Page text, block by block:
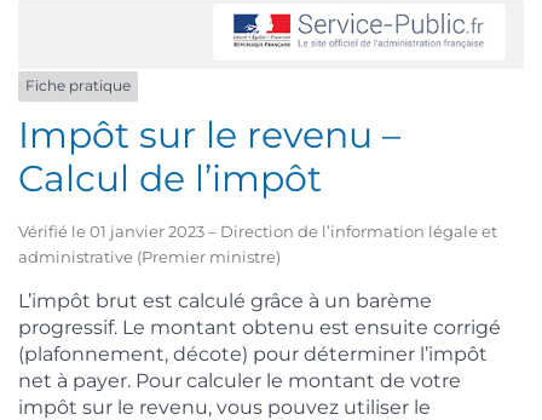
Fiche pratique
Impôt sur le revenu –
Calcul de l’impôt
Vérifié le 01 janvier 2023 – Direction de l’information légale et
administrative (Premier ministre)
L’impôt brut est calculé grâce à un barème
progressif. Le montant obtenu est ensuite corrigé
(plafonnement, décote) pour déterminer l’impôt
net à payer. Pour calculer le montant de votre
impôt sur le revenu, vous pouvez utiliser le